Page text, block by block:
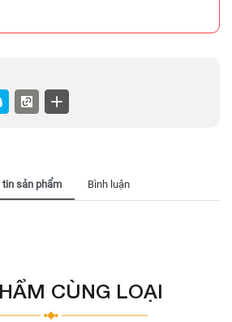
tin sản phẩm Bình luận
CÙNG LOẠI